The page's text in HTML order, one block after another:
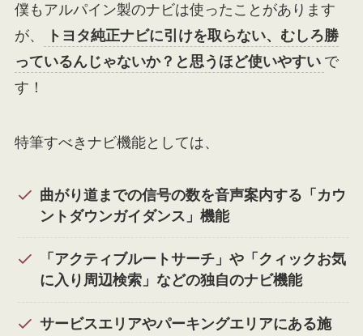
僕もアルパイン製のナビは使ったことがあります
が、
トヨタ純正ナビに引けを取らない、むしろ勝
っているんじゃないか？と思うほど使いやすい で
す！
特筆すべきナビ機能としては、
曲がり道までの信号の数を音声案内する「カウ
ントダウンガイダンス」機能
「アクティブルートサーチ」や「クィックお気
に入り周辺検索」などの独自のナビ機能
サービスエリアやパーキングエリアにある施